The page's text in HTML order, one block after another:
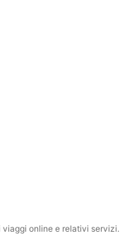
viaggi online e relativi servizi.